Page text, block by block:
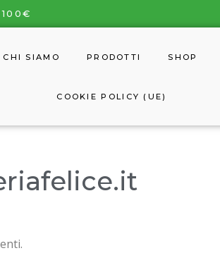
CHI SIAMO PRODOTTI SHOP
COOKIE POLICY (UE)